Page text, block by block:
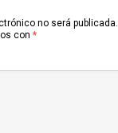
no será publicada.
con *